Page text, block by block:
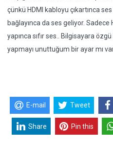
çünkü HDMI kabloyu çıkartınca
bağlayınca da ses geliyor. Sadece
yapınca sıfır ses.. Bilgisayara
yapmayı unuttuğum bir ayar mı
E-mail Tweet
Share Pin this